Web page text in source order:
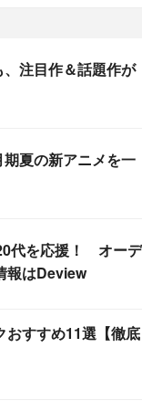
注目作＆話題作が
期夏の新アニメを一
代を応援！ オーデ
報はDeview
おすすめ11選【徹底